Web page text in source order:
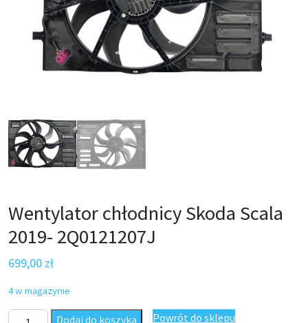
Wentylator chłodnicy Skoda Scala
2019- 2Q0121207J
699,00 zł
4 w magazynie
ilość Wentylator chłodnicy Skoda Scala 2019- 2Q0121207J
Dodaj do koszyka Powrót do sklepu